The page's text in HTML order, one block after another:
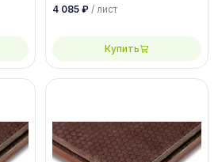
сорт 1/1
4 085 ₽ / лист
Купить